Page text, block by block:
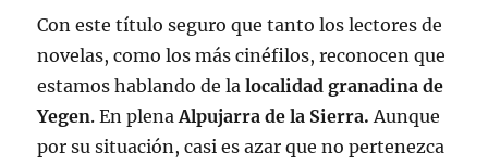
Con este título seguro que tanto los lectores de
novelas, como los más cinéfilos, reconocen que
estamos hablando de lalocalidad granadina de
Yegen. En plenaAlpujarra de la Sierra. Aunque
por su situación, casi es azar que no pertenezca